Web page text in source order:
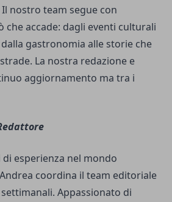
nostro team segue con
accade: dagli eventi culturali
gastronomia alle storie che
La nostra redazione e
aggiornamento ma tra i
esperienza nel mondo
coordina il team editoriale
Appassionato di